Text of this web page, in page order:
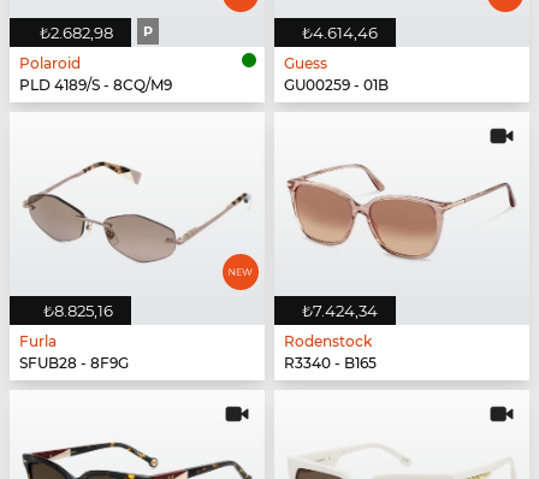
₺2.682,98 P
Polaroid
PLD 4189/S - 8CQ/M9
₺4.614,46
Guess
GU00259 - 01B
₺8.825,16
Furla
SFUB28 - 8F9G
₺7.424,34
Rodenstock
R3340 - B165